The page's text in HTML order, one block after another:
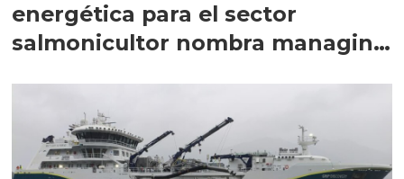
energética para el sector
salmonicultor nombra managing